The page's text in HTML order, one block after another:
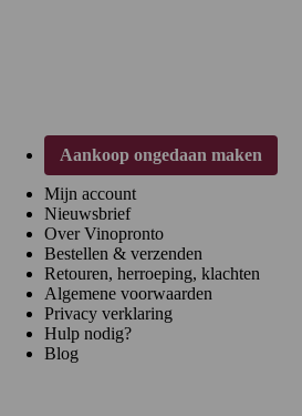
Aankoop ongedaan maken
Mijn account
Nieuwsbrief
Over Vinopronto
Bestellen & verzenden
Retouren, herroeping, klachten
Algemene voorwaarden
Privacy verklaring
Hulp nodig?
Blog